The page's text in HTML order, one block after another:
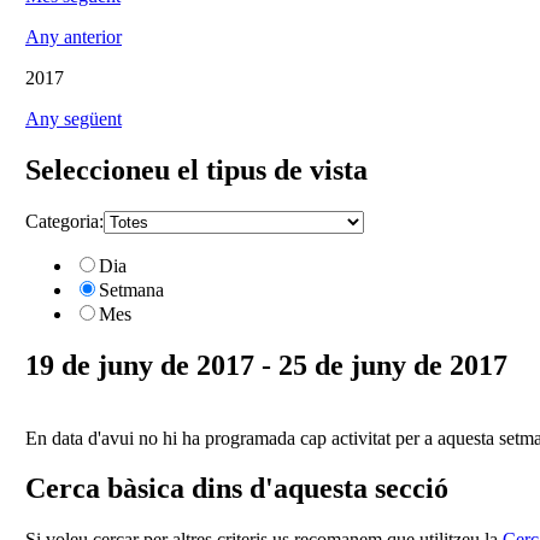
Any anterior
2017
Any següent
Seleccioneu el tipus de vista
Categoria:
Dia
Setmana
Mes
19 de juny de 2017 - 25 de juny de 2017
En data d'avui no hi ha programada cap activitat per a aquesta
Cerca bàsica dins d'aquesta secció